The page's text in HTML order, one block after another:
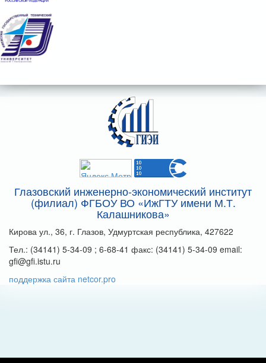
Глазовский инженерно-экономический институт
(филиал) ФГБОУ ВО «ИжГТУ имени М.Т.
Калашникова»
Кирова ул., 36, г. Глазов, Удмуртская республика, 427622
Тел.: (34141) 5-34-09 ; 6-68-41 факс: (34141) 5-34-09 email:
gfi@gfi.istu.ru
поддержка сайта netcor.pro